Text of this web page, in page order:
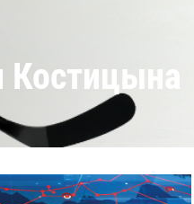
Костицына